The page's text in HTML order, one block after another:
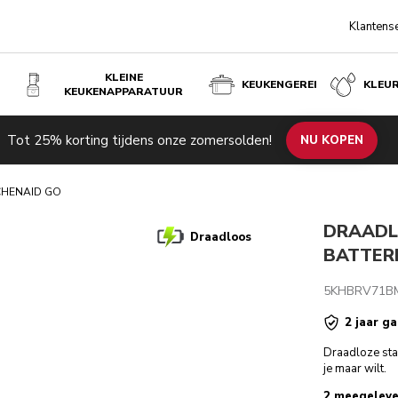
KLEINE
KEUKENAPPARATUUR
KEUKENGEREI
Tot 25% korting tijdens onze zomersolden! NU KOPEN
GO
producten
Inspiratie Technische specificaties
Draadloos
2 jaar
Draadloze
je maar wilt.